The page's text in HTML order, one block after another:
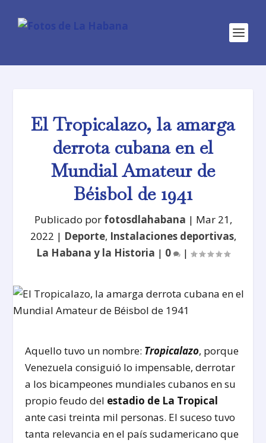
El Tropicalazo, la amarga
derrota cubana en el
Mundial Amateur de
Béisbol de 1941
Publicado por fotosdlahabana | Mar 21,
2022 | Deporte, Instalaciones deportivas,
La Habana y la Historia | 0 |
Aquello tuvo un nombre: Tropicalazo, porque
Venezuela consiguió lo impensable, derrotar
a los bicampeones mundiales cubanos en su
propio feudo del estadio de La Tropical
ante casi treinta mil personas. El suceso tuvo
tanta relevancia en el país sudamericano que